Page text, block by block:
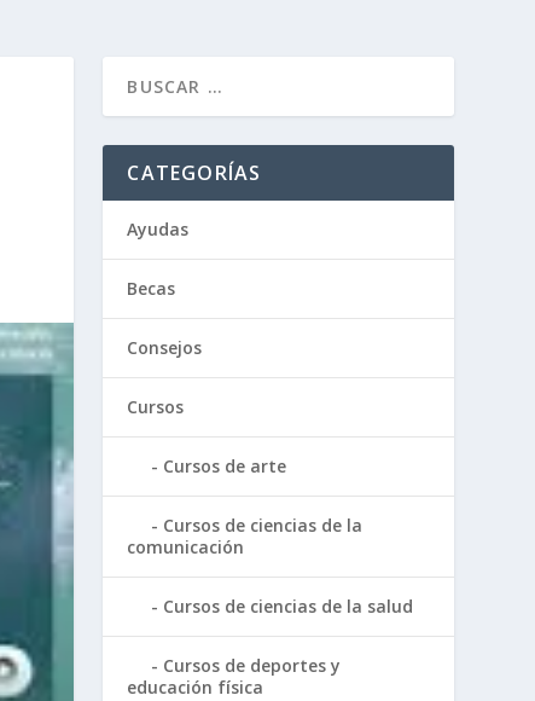
CATEGORÍAS
Ayudas
Becas
Consejos
Cursos
Cursos de arte
Cursos de ciencias de la
comunicación
Cursos de ciencias de la salud
Cursos de deportes y
educación física